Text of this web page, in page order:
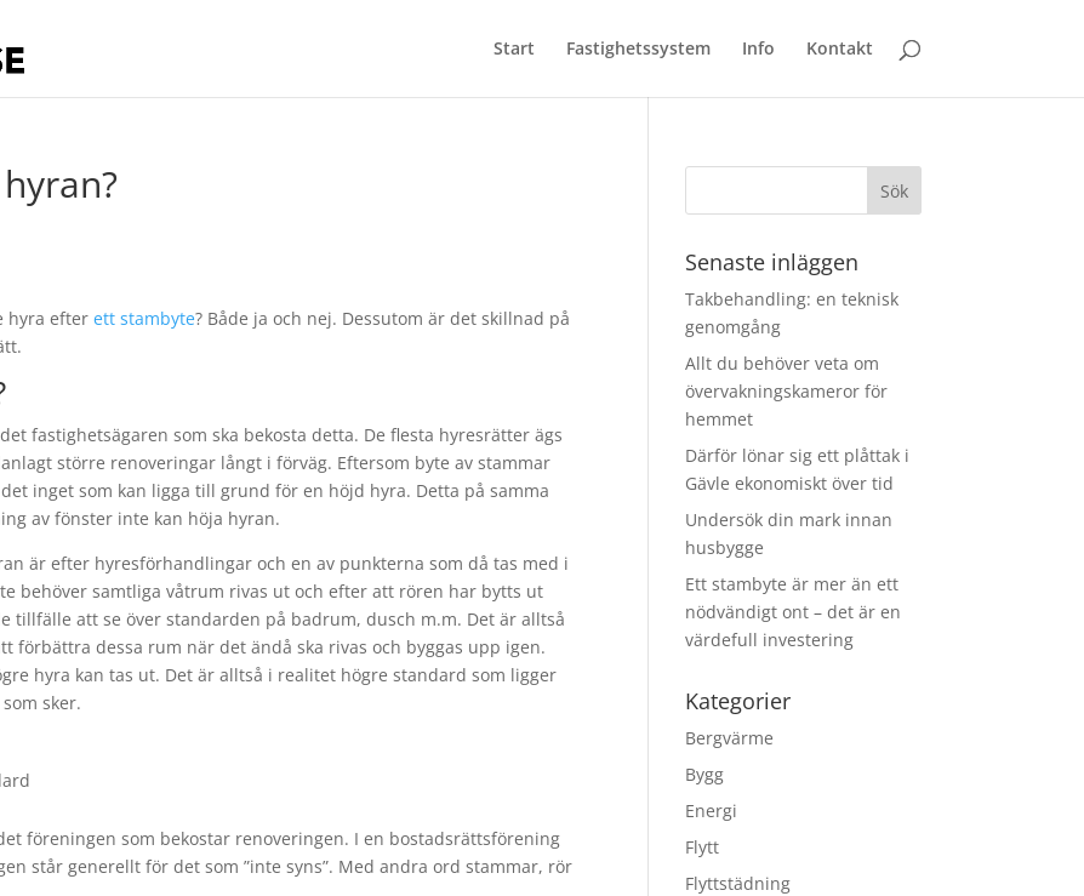
Start Fastighetssystem Info Kontakt
hyra efterett stambyte? Både ja och nej. Dessutom är det skillnad på
fastighetsägaren som ska bekosta detta. De flesta hyresrätter ägs
större renoveringar långt i förväg. Eftersom byte av stammar
inget som kan ligga till grund för en höjd hyra. Detta på samma
av fönster inte kan höja hyran.
är efter hyresförhandlingar och en av punkterna som då tas med i
behöver samtliga våtrum rivas ut och efter att rören har bytts ut
tillfälle att se över standarden på badrum, dusch m.m. Det är alltså
förbättra dessa rum när det ändå ska rivas och byggas upp igen.
hyra kan tas ut. Det är alltså i realitet högre standard som ligger
sker.
föreningen som bekostar renoveringen. I en bostadsrättsförening
står generellt för det som ”inte syns”. Med andra ord stammar, rör
Senaste inläggen
Takbehandling: en teknisk
genomgång
Allt du behöver veta om
övervakningskameror för
hemmet
Därför lönar sig ett plåttak i
Gävle ekonomiskt över tid
Undersök din mark innan
husbygge
Ett stambyte är mer än ett
nödvändigt ont – det är en
värdefull investering
Kategorier
Bergvärme
Bygg
Energi
Flytt
Flyttstädning